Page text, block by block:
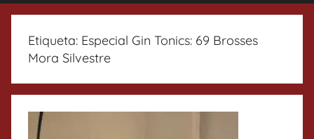
Etiqueta: Especial Gin Tonics: 69 Brosses
Mora Silvestre